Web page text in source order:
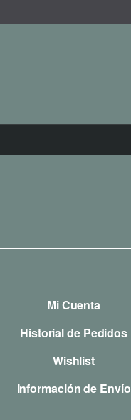
Mi Cuenta
Historial de Pedidos
Wishlist
Información de Envío